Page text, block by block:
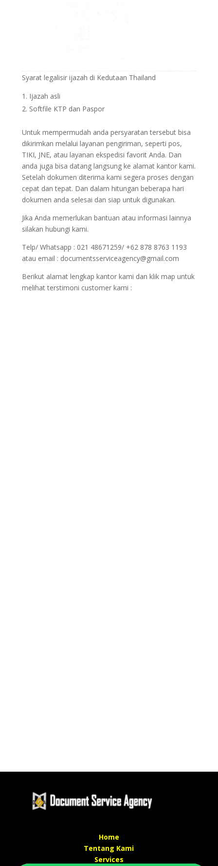
Syarat legalisir ijazah di Kedutaan Thailand
Ijazah asli
Softfile KTP dan Paspor
Untuk mempermudah anda persyaratan tersebut bisa
dikirimkan melalui layanan pengiriman, seperti pos,
TIKI, JNE, atau layanan ekspedisi favorit Anda. Dan
anda juga bisa datang langsung ke alamat kantor kami.
Setelah dokumen diterima kami segera proses dengan
cepat dan tepat. Dan dalam hitungan beberapa hari
dokumen anda selesai dan siap untuk digunakan.
Jika Anda memerlukan bantuan atau informasi lainnya
silakan hubungi kami.
Telp/ Whatsapp : 021 48671259/ +62 878 8763 1193
atau email : documentsserviceagency@gmail.com
Berikut alamat lengkap kantor kami dan klik map untuk
melihat terstimoni customer kami :
Home
Tentang Kami
Services